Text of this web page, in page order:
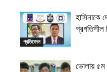
প্রতিবেদন
হাসিনাকে
প্রগতিশীল
ভোলায় ৫ম